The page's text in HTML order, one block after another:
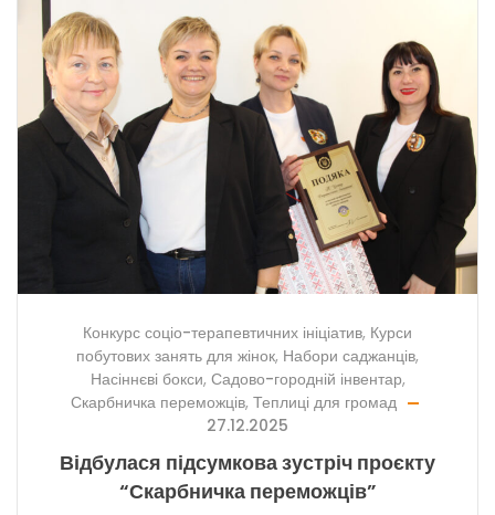
Конкурс соціо-терапевтичних ініціатив, Курси
побутових занять для жінок, Набори саджанців,
Насіннєві бокси, Садово-городній інвентар,
Скарбничка переможців, Теплиці для громад
27.12.2025
Відбулася підсумкова зустріч проєкту
“Скарбничка переможців”